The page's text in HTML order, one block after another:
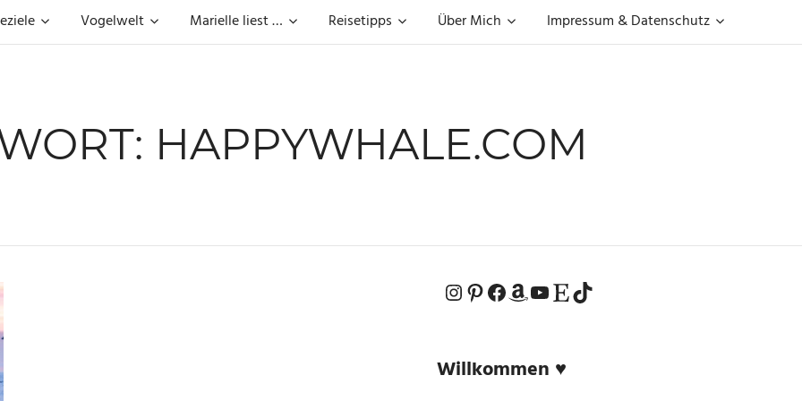
Vogelwelt Marielle liest … Reisetipps Über Mich Impressum & Datenschutz
HAPPYWHALE.COM
Instagram
Pinterest
Facebook
Amazon
YouTube
Etsy-ShopTikTok
Willkommen ♥